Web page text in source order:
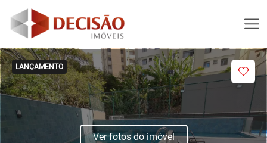
LANÇAMENTO
Ver fotos do imóvel